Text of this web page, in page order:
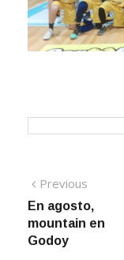
de
entradas
Previous
post:
En agosto,
mountain en
Godoy